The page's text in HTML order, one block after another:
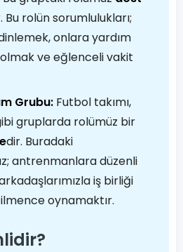
Bu rolün sorumlulukları;
onlara yardım
ve eğlenceli vakit
Grubu: Futbol takımı,
gruplarda rolümüz bir
dir. Buradaki
antrenmanlara düzenli
iş birliği
oynamaktır.